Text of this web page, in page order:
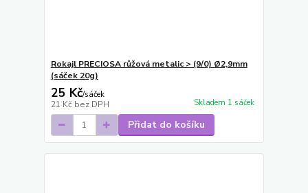
Rokajl PRECIOSA růžová metalic > (9/0) Ø2,9mm
(sáček 20g)
25 Kč/sáček
21 Kč bez DPH Skladem 1 sáček
Přidat do košíku